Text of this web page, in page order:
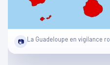
📷 La Guadeloupe en vigilance